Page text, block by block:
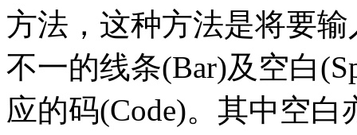
方法，这种方法是将要
不一的线条(Bar)及空白
应的码(Code)。其中空